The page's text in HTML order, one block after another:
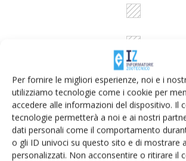
Per fornire le migliori esperienze, noi e i
utilizziamo tecnologie come i cookie per
accedere alle informazioni del dispositivo. Il
tecnologie permetterà a noi e ai nostri
dati personali come il comportamento
o gli ID univoci su questo sito e di mostrare
personalizzati. Non acconsentire o ritirare il
Rimani aggiornato sul
dell’agricoltura